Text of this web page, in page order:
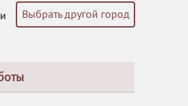
Выбрать другой город